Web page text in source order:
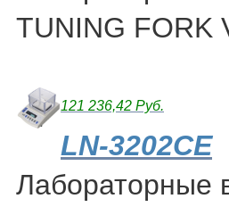
TUNING FORK
121 236,42 Руб.
LN-3202CE
Лабораторные